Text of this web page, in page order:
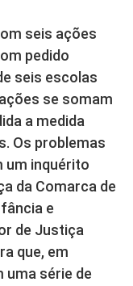
seis ações
pedido
seis escolas
se somam
a medida
Os problemas
um inquérito
da Comarca de
e
de Justiça
que, em
uma série de